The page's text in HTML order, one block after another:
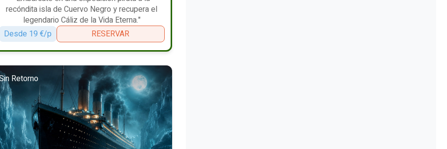
recóndita isla de Cuervo Negro y recupera el
legendario Cáliz de la Vida Eterna."
Desde 19 €/p
RESERVAR
Retorno